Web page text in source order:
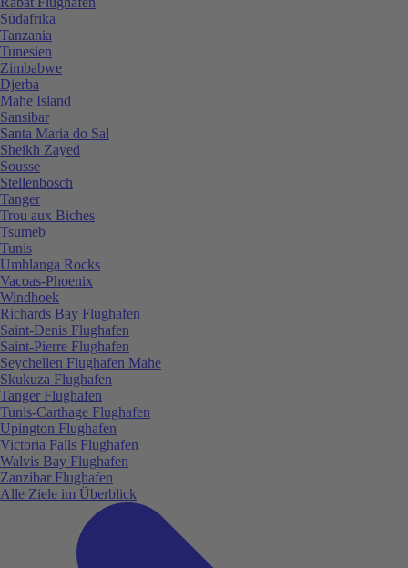
Südafrika
Tanzania
Tunesien
Zimbabwe
Djerba
Mahe Island
Sansibar
Santa Maria do Sal
Sheikh Zayed
Sousse
Stellenbosch
Tanger
Trou aux Biches
Tsumeb
Tunis
Umhlanga Rocks
Vacoas-Phoenix
Windhoek
Richards Bay Flughafen
Saint-Denis Flughafen
Saint-Pierre Flughafen
Seychellen Flughafen Mahe
Skukuza Flughafen
Tanger Flughafen
Tunis-Carthage Flughafen
Upington Flughafen
Victoria Falls Flughafen
Walvis Bay Flughafen
Zanzibar Flughafen
Alle Ziele im Überblick